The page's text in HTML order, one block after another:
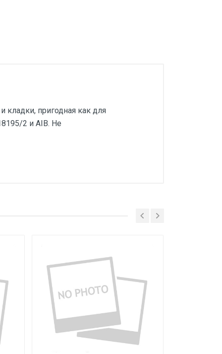
кладки, пригодная как для
2 и AIB. Не